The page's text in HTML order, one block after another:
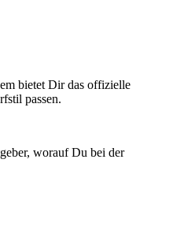
bietet Dir das offizielle
passen.
worauf Du bei der